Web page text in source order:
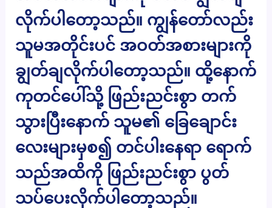
လိုက်ပါတော့သည်။ ကျွန်တော်လည်း
သူမအတိုင်းပင် အဝတ်အစားများကို
ချွတ်ချလိုက်ပါတော့သည်။ ထို့နောက်
ကုတင်ပေါ်သို့ ဖြည်းညင်းစွာ တက်
သွားပြီးနောက် သူမ၏ ခြေချောင်း
လေးများမှစ၍ တင်ပါးနေရာ ရောက်
သည်အထိကို ဖြည်းညင်းစွာ ပွတ်
သပ်ပေးလိုက်ပါတော့သည်။